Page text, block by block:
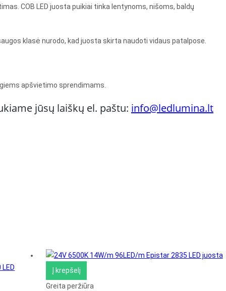
COB LED juosta puikiai tinka lentynoms, nišoms, baldų
klasė nurodo, kad juosta skirta naudoti vidaus patalpose.
apšvietimo sprendimams.
jūsų laiškų el. paštu: info@ledlumina.lt
Į krepšelį
Greita peržiūra